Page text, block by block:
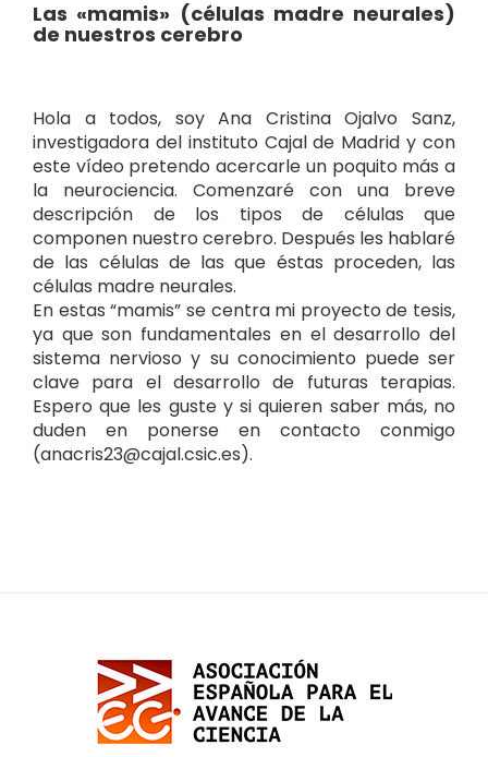
Las «mamis» (células madre neurales)
de nuestros cerebro
Hola a todos, soy Ana Cristina Ojalvo Sanz,
investigadora del instituto Cajal de Madrid y con
este vídeo pretendo acercarle un poquito más a
la neurociencia. Comenzaré con una breve
descripción de los tipos de células que
componen nuestro cerebro. Después les hablaré
de las células de las que éstas proceden, las
células madre neurales.
En estas “mamis” se centra mi proyecto de tesis,
ya que son fundamentales en el desarrollo del
sistema nervioso y su conocimiento puede ser
clave para el desarrollo de futuras terapias.
Espero que les guste y si quieren saber más, no
duden en ponerse en contacto conmigo
(anacris23@cajal.csic.es).